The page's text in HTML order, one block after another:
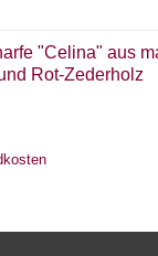
"Celina" aus
Rot-Zederholz